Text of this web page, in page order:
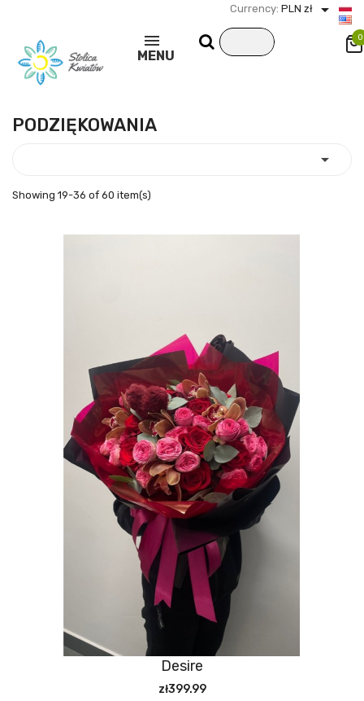
Currency: PLN zł 
MENU
0
PODZIĘKOWANIA

Showing 19-36 of 60 item(s)
Desire
zł399.99